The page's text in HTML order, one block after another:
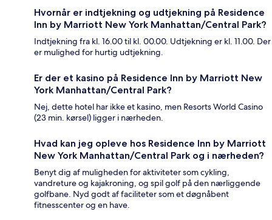
Hvornår er indtjekning og udtjekning på Residence
Inn by Marriott New York Manhattan/Central Park?
Indtjekning fra kl. 16.00 til kl. 00.00. Udtjekning er kl. 11.00. Der
er mulighed for hurtig udtjekning.
Er der et kasino på Residence Inn by Marriott New
York Manhattan/Central Park?
Nej, dette hotel har ikke et kasino, men Resorts World Casino
(23 min. kørsel) ligger i nærheden.
Hvad kan jeg opleve hos Residence Inn by Marriott
New York Manhattan/Central Park og i nærheden?
Benyt dig af muligheden for aktiviteter som cykling,
vandreture og kajakroning, og spil golf på den nærliggende
golfbane. Nyd godt af faciliteter som et døgnåbent
fitnesscenter og en have.